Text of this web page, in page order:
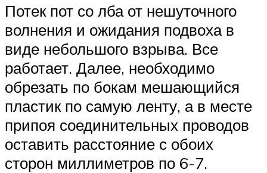
Потек пот со лба от нешуточного
волнения и ожидания подвоха в
виде небольшого взрыва. Все
работает. Далее, необходимо
обрезать по бокам мешающийся
пластик по самую ленту, а в месте
припоя соединительных проводов
оставить расстояние с обоих
сторон миллиметров по 6-7.